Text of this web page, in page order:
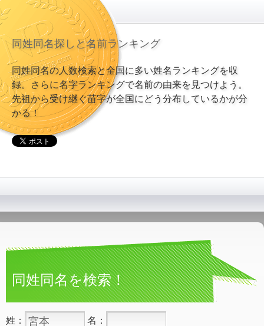
同姓同名探しと名前ランキング
同姓同名の人数検索と全国に多い姓名ランキングを収
録。さらに名字ランキングで名前の由来を見つけよう。
先祖から受け継ぐ苗字が全国にどう分布しているかが分
かる！
同姓同名を検索！
姓： 名：